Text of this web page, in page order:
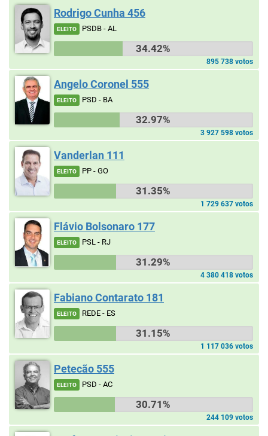
Rodrigo Cunha 456
ELEITO PSDB - AL
34.42%
895 738 votos
Angelo Coronel 555
ELEITO PSD - BA
32.97%
3 927 598 votos
Vanderlan 111
ELEITO PP - GO
31.35%
1 729 637 votos
Flávio Bolsonaro 177
ELEITO PSL - RJ
31.29%
4 380 418 votos
Fabiano Contarato 181
ELEITO REDE - ES
31.15%
1 117 036 votos
Petecão 555
ELEITO PSD - AC
30.71%
244 109 votos